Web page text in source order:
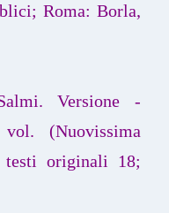
Roma: Borla,
Versione -
(Nuovissima
testi originali 18;